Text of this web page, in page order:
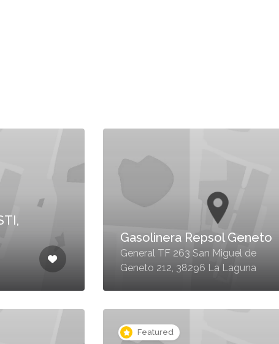
Gasolinera Repsol Geneto
General TF 263 San Miguel de
Geneto 212, 38296 La Laguna
Featured